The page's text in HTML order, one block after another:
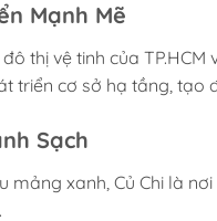
Mạnh Mẽ
thị vệ tinh của
triển cơ sở hạ tầng,
Sạch
mảng xanh, Củ Chi là